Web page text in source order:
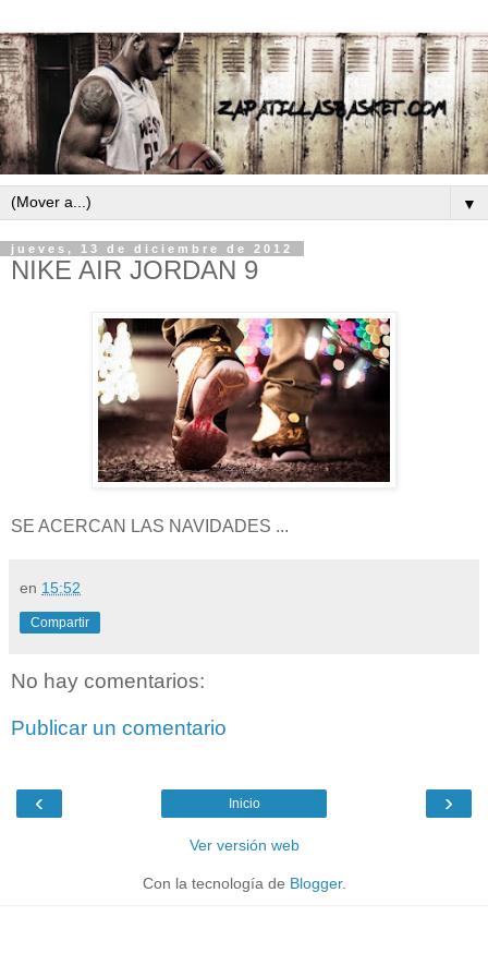
▼
jueves, 13 de diciembre de 2012
NIKE AIR JORDAN 9
SE ACERCAN LAS NAVIDADES ...
en 15:52
Compartir
No hay comentarios:
Publicar un comentario
‹ ›
Inicio
Ver versión web
Con la tecnología de Blogger.